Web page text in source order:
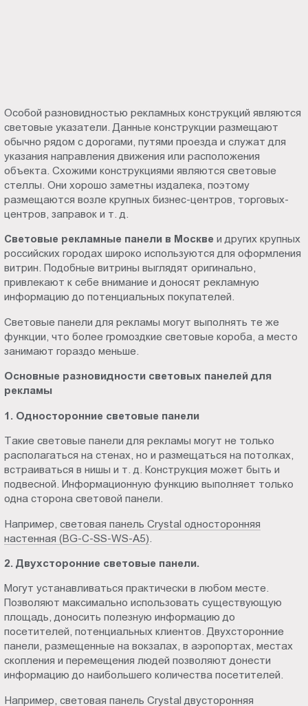
Особой разновидностью рекламных конструкций являются
световые указатели. Данные конструкции размещают
обычно рядом с дорогами, путями проезда и служат для
указания направления движения или расположения
объекта. Схожими конструкциями являются световые
стеллы. Они хорошо заметны издалека, поэтому
размещаются возле крупных бизнес-центров, торговых-
центров, заправок и т. д.
Световые рекламные панели в Москве и других крупных
российских городах широко используются для оформления
витрин. Подобные витрины выглядят оригинально,
привлекают к себе внимание и доносят рекламную
информацию до потенциальных покупателей.
Световые панели для рекламы могут выполнять те же
функции, что более громоздкие световые короба, а место
занимают гораздо меньше.
Основные разновидности световых панелей для
рекламы
1. Односторонние световые панели
Такие световые панели для рекламы могут не только
располагаться на стенах, но и размещаться на потолках,
встраиваться в нишы и т. д. Конструкция может быть и
подвесной. Информационную функцию выполняет только
одна сторона световой панели.
Например,световая панель Crystal односторонняя
настенная (BG-C-SS-WS-A5)
2. Двухсторонние световые панели.
Могут устанавливаться практически в любом месте.
Позволяют максимально использовать существующую
площадь, доносить полезную информацию до
посетителей, потенциальных клиентов. Двухсторонние
панели, размещенные на вокзалах, в аэропортах, местах
скопления и перемещения людей позволяют донести
информацию до наибольшего количества посетителей.
Например,световая панель Crystal двусторонняя